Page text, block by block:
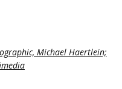
Michael Haertlein;